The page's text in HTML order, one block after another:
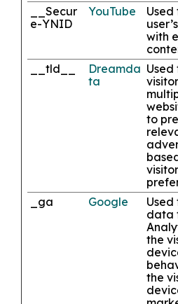
__Secur
e-YNID
YouTube
with
__tld__
Dreamda
ta
to
_ga Google
Used
data
the
the